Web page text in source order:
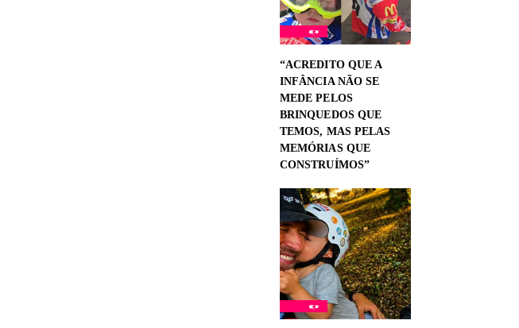
“ACREDITO QUE A
INFÂNCIA NÃO SE
MEDE PELOS
BRINQUEDOS QUE
TEMOS, MAS PELAS
MEMÓRIAS QUE
CONSTRUÍMOS”